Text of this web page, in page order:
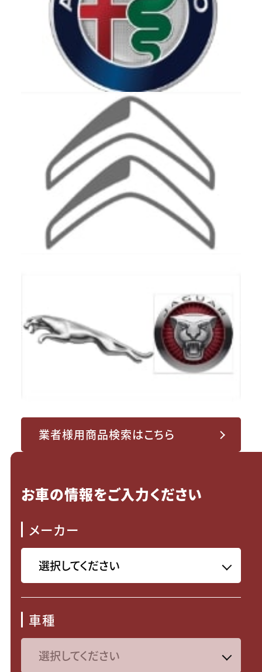
業者様用商品検索はこちら
お車の情報をご入力ください
メーカー
車種